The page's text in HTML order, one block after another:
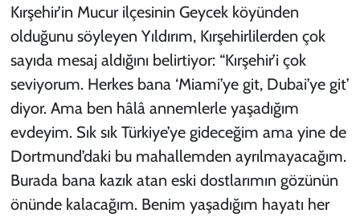
Kırşehir’in Mucur ilçesinin Geycek köyünden
olduğunu söyleyen Yıldırım, Kırşehirlilerden çok
sayıda mesaj aldığını belirtiyor: “Kırşehir’i çok
seviyorum. Herkes bana ‘Miami’ye git, Dubai’ye git’
diyor. Ama ben hâlâ annemlerle yaşadığım
evdeyim. Sık sık Türkiye’ye gideceğim ama yine de
Dortmund’daki bu mahallemden ayrılmayacağım.
Burada bana kazık atan eski dostlarımın gözünün
önünde kalacağım. Benim yaşadığım hayatı her